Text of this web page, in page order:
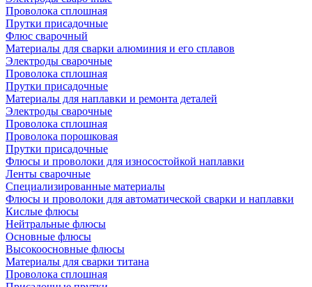
Проволока сплошная
Прутки присадочные
Флюс сварочный
Материалы для сварки алюминия и его сплавов
Электроды сварочные
Проволока сплошная
Прутки присадочные
Материалы для наплавки и ремонта деталей
Электроды сварочные
Проволока сплошная
Проволока порошковая
Прутки присадочные
Флюсы и проволоки для износостойкой наплавки
Ленты сварочные
Специализированные материалы
Флюсы и проволоки для автоматической сварки и наплавки
Кислые флюсы
Нейтральные флюсы
Основные флюсы
Высокоосновные флюсы
Материалы для сварки титана
Проволока сплошная